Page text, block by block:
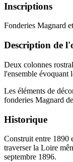
Inscriptions
Fonderies Magnard
Description de
Deux colonnes
l'ensemble évoquant
Les éléments de
fonderies Magnard
Historique
Construit entre 1890
traverser la Loire
septembre 1896.